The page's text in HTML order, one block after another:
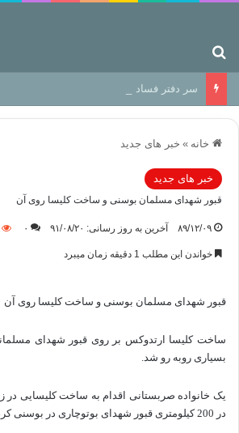
سر دفتر فساد در زمین‌، دوری وکناره‌گیری از
خانه » خبر های جدید
خبر های جدید
قبور شهدای مسلمان بوسنی و ساخت کلیسا روی آن
۸۹/۱۲/۰۹ آخرین به روز رسانی: ۹۱/۰۸/۲۰ ۰
خواندن این مطلب 1 دقیقه زمان میبرد
قبور شهدای مسلمان بوسنی و ساخت کلیسا روی آن
ساخت کلیسا ارتدوکس بر روی قبور شهدای
بسیاری روبه رو شد.
یک خانواده صربستانی اقدام به ساخت کلیسایی در
در 200 کیلومتری قبور شهدای بوتوچاری در بوسنی کرد.